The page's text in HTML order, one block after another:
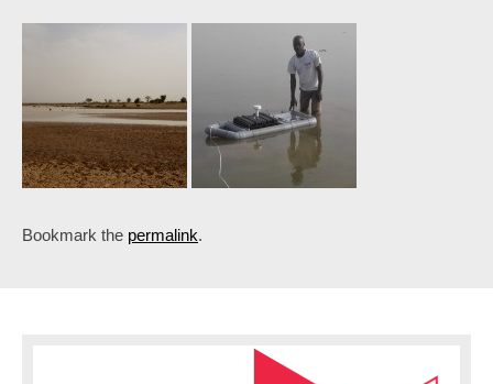
Bookmark the permalink.